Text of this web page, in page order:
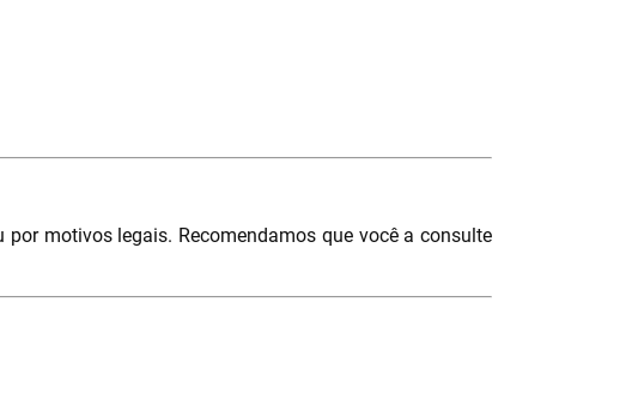
motivos legais. Recomendamos que você a consulte